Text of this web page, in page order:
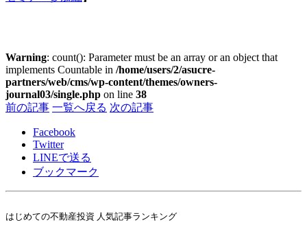
Warning: count(): Parameter must be an array or an object that
implements Countable in /home/users/2/asucre-
partners/web/cms/wp-content/themes/owners-
journal03/single.php on line 38
前の記事 一覧へ戻る 次の記事
Facebook
Twitter
LINEで送る
ブックマーク
はじめての不動産投資 人気記事ランキング